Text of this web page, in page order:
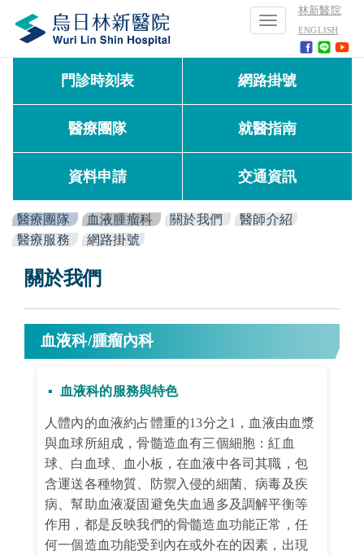
林新醫院
ENGLISH
Toggle
navigation
門診時刻表 網路掛號
醫療團隊 就醫指南
資料申請 交通資訊
醫療團隊 血液腫瘤科 關於我們
醫師介紹
醫療服務
網路掛號
關於我們
血液科/腫瘤內科
▪ 血液科的服務與特色
人體內的血液約占體重的13分之1 ，血液由血漿
與血球所組成，骨髓造血有三個細胞：紅血
球、白血球、血小板，在血液中各司其職，包
含運送各種物質、防禦入侵的細菌、病毒及疾
病、幫助血液凝固避免失血過多及調解平衡等
作用，都是反映我們的骨髓造血功能正常，任
何一個造血功能受到內在或外在的因素，出現